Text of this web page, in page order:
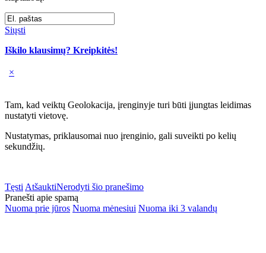
Siųsti
Iškilo klausimų? Kreipkitės!
×
Tam, kad veiktų Geolokacija, įrenginyje turi būti įjungtas leidimas
nustatyti vietovę.
Nustatymas, priklausomai nuo įrenginio, gali suveikti po kelių
sekundžių.
Tęsti AtšauktiNerodyti šio pranešimo
Pranešti apie spamą
Nuoma prie jūros Nuoma mėnesiui Nuoma iki 3 valandų